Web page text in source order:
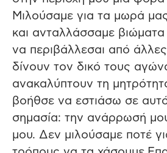
Μιλούσαμε για τα μωρά
και ανταλλάσσαμε βιώματα
να περιβάλλεσαι από
δίνουν τον δικό τους
ανακαλύπτουν τη
βοήθσε να εστιάσω σε
σημασία: την ανάρρωσή
μου. Δεν μιλούσαμε ποτέ